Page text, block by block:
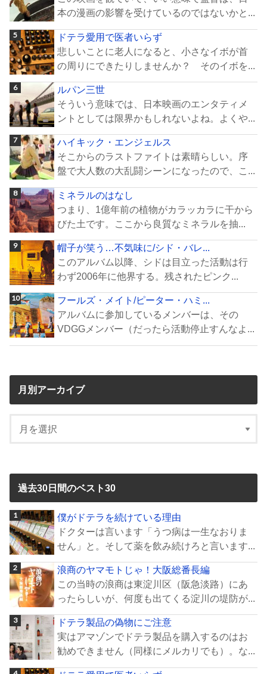
本の漫画の影響を受けているのではないかと...
ドテラ愛用で医者いらず
悲しいことに老人になると、小さなイボが首
の周りにできたりしませんか？ そのイボを...
ルパン三世
そういう意味では、日本映画のエンタティメ
ントとしては限界かもしれないよね。よくや...
ハイキック・エンジェルス
そこからのラストファイトは素晴らしい。序
盤で大人数の大乱闘シーンになったので、こ...
ミネラルのはなし
つまり、1億年前の植物がカラッカラに干から
びた土です。ここから良質なミネラルを抽...
帽子が笑う…不気味に/シド・バレ...
このアルバム以降、シドは目立った活動は行
わず2006年に他界する。残されたピンク...
フールズ・メイト/ピーター・ハミ...
アルバムに参加しているメンバーは、その
VDGGメンバー（だったら活動停止すんなよ...
月別アーカイブ
過去30日間のベスト30
僕がドテラを続けている理由
ドクターは言います「うつ病は一生なおりま
せん」と。そして薬を飲み続けろと言います...
浪商のヤマモトじゃ！大阪総番長編
この当時の浪商は東淀川区（阪急淡路）にあ
ったらしいが、何度も出てくる淀川の堤防が...
ドテラ製品の偽物にご注意
実はアマゾンでドテラ製品を購入するのはお
勧めできません（同様にメルカリでも）。な...